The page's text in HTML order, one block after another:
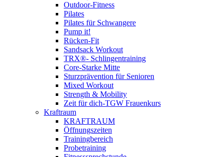
Outdoor-Fitness
Pilates
Pilates für Schwangere
Pump it!
Rücken-Fit
Sandsack Workout
TRX®- Schlingentraining
Core-Starke Mitte
Sturzprävention für Senioren
Mixed Workout
Strength & Mobility
Zeit für dich-TGW Frauenkurs
Kraftraum
KRAFTRAUM
Öffnungszeiten
Trainingbereich
Probetraining